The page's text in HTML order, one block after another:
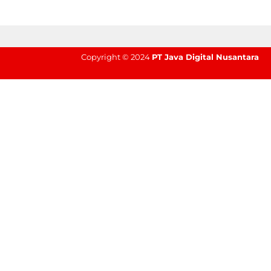
Copyright © 2024 PT Java Digital Nusantara